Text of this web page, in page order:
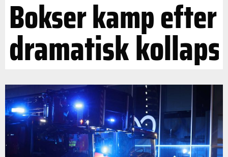
Bokser kamp efter
dramatisk kollaps